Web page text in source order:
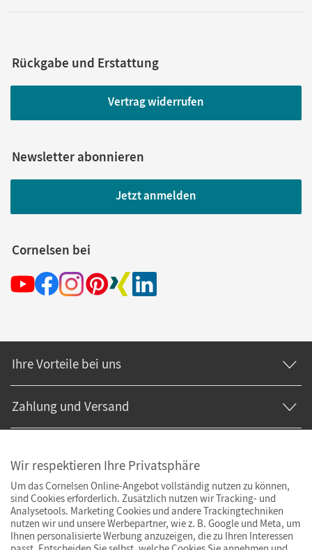
Rückgabe und Erstattung
Vertrag widerrufen
Newsletter abonnieren
Jetzt anmelden
Cornelsen bei
Ihre Vorteile bei uns
Zahlung und Versand
Wir respektieren Ihre Privatsphäre
Um das Cornelsen Online-Angebot vollständig nutzen zu können,
sind Cookies erforderlich. Zusätzlich nutzen wir Tracking- und
Analysetools. Marketing Cookies und andere Trackingtechniken
nutzen wir und unsere Werbepartner, wie z. B. Google und Meta, um
Ihnen personalisierte Werbung anzuzeigen, die zu Ihren Interessen